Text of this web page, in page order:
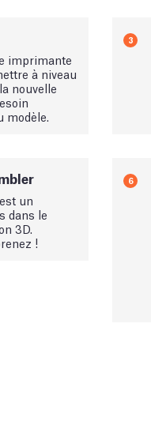
imprimante
à niveau
nouvelle
modèle.
3
un
dans le
3D.
!
6